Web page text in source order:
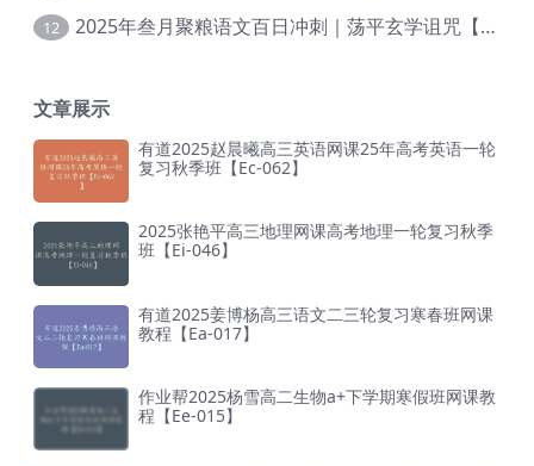
12 2025年叁月聚粮语文百日冲刺｜荡平玄学诅咒【Ea-001】
文章展示
有道2025赵晨曦高三英语网课25年高考英语一轮
复习秋季班【Ec-062】
2025张艳平高三地理网课高考地理一轮复习秋季
班【Ei-046】
有道2025姜博杨高三语文二三轮复习寒春班网课
教程【Ea-017】
作业帮2025杨雪高二生物a+下学期寒假班网课教
程【Ee-015】